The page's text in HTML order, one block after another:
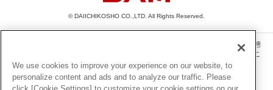
© DAIICHIKOSHO CO.,LTD. All Rights Reserved.
このサイトに掲載されている一切の文章・画像・写真・動画・音声等を、手段や形態
を問わず、著作権法の定める範囲を超えて無断で複製、転載、ファイル化などするこ
とを禁じます。
楽曲及びコンテンツは、機種によりご利用いただけない場合があります。
We use cookies to improve your experience on our website, to
personalize content and ads and to analyze our traffic. Please